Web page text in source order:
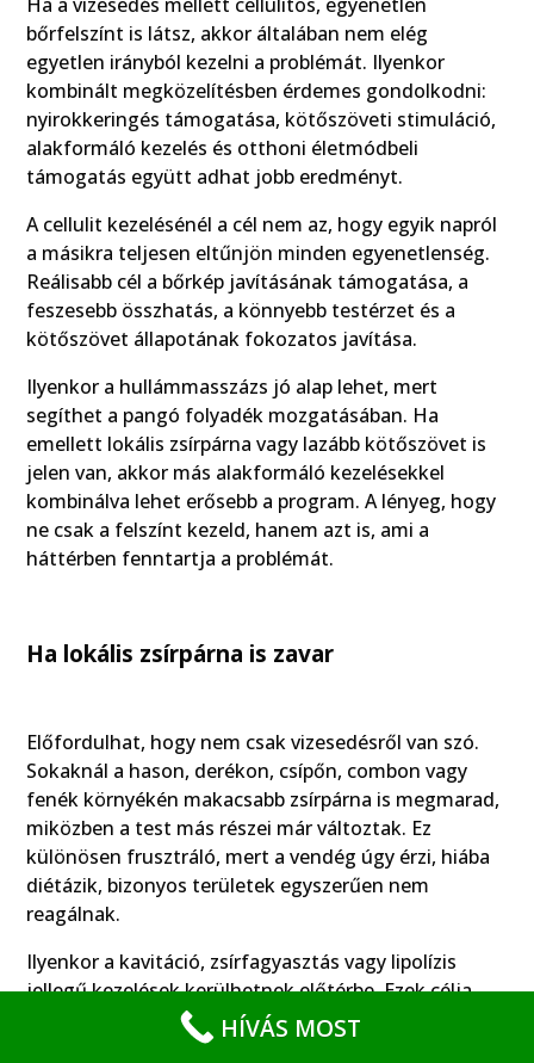
bőrfelszínt is látsz, akkor általában nem elég
egyetlen irányból kezelni a problémát. Ilyenkor
kombinált megközelítésben érdemes gondolkodni:
nyirokkeringés támogatása, kötőszöveti stimuláció,
alakformáló kezelés és otthoni életmódbeli
támogatás együtt adhat jobb eredményt.
A cellulit kezelésénél a cél nem az, hogy egyik napról
a másikra teljesen eltűnjön minden egyenetlenség.
Reálisabb cél a bőrkép javításának támogatása, a
feszesebb összhatás, a könnyebb testérzet és a
kötőszövet állapotának fokozatos javítása.
Ilyenkor a hullámmasszázs jó alap lehet, mert
segíthet a pangó folyadék mozgatásában. Ha
emellett lokális zsírpárna vagy lazább kötőszövet is
jelen van, akkor más alakformáló kezelésekkel
kombinálva lehet erősebb a program. A lényeg, hogy
ne csak a felszínt kezeld, hanem azt is, ami a
háttérben fenntartja a problémát.
Ha lokális zsírpárna is zavar
Előfordulhat, hogy nem csak vizesedésről van szó.
Sokaknál a hason, derékon, csípőn, combon vagy
fenék környékén makacsabb zsírpárna is megmarad,
miközben a test más részei már változtak. Ez
különösen frusztráló, mert a vendég úgy érzi, hiába
diétázik, bizonyos területek egyszerűen nem
reagálnak.
Ilyenkor a kavitáció, zsírfagyasztás vagy lipolízis
jellegű kezelések kerülhetnek előtérbe. Ezek célja
nem az általános fogyás helyettesítése, hanem a
problémásabb, lokális területek célzott
HÍVÁS MOST